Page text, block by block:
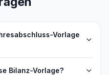
Vorlage
Bilanz-Vorlage?